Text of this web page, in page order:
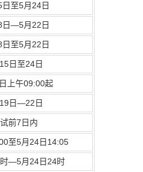
至5月24日
日—5月22日
至5月22日
日至24日
上午09:00起
日—22日
前7日内
至5月24日14:05
—5月24日24时